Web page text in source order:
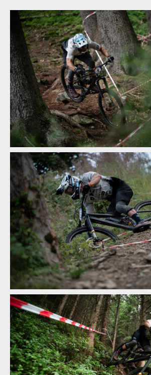
Vojta Bláha mistrem ČR v enduru
Vojta Bláha mistrem ČR v enduru
Vojta Bláha mistrem ČR v enduru
Vojta Bláha mistrem ČR v enduru
Vojta Bláha mistrem ČR v enduru
Vojta Bláha mistrem ČR v enduru